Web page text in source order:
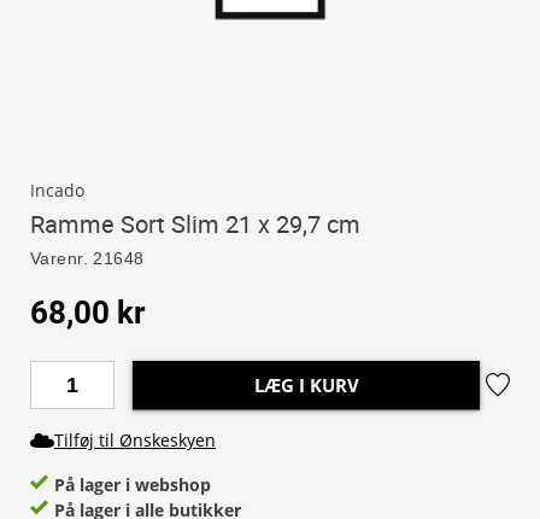
Incado
Ramme Sort Slim 21 x 29,7 cm
Varenr. 21648
68,00 kr
LÆG I KURV
Tilføj til Ønskeskyen
På lager i webshop
På lager i alle butikker